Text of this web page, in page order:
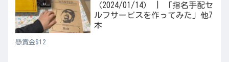
（2024/01/14） | 「指名手配セ
ルフサービスを作ってみた」他7
本
懸賞金$12